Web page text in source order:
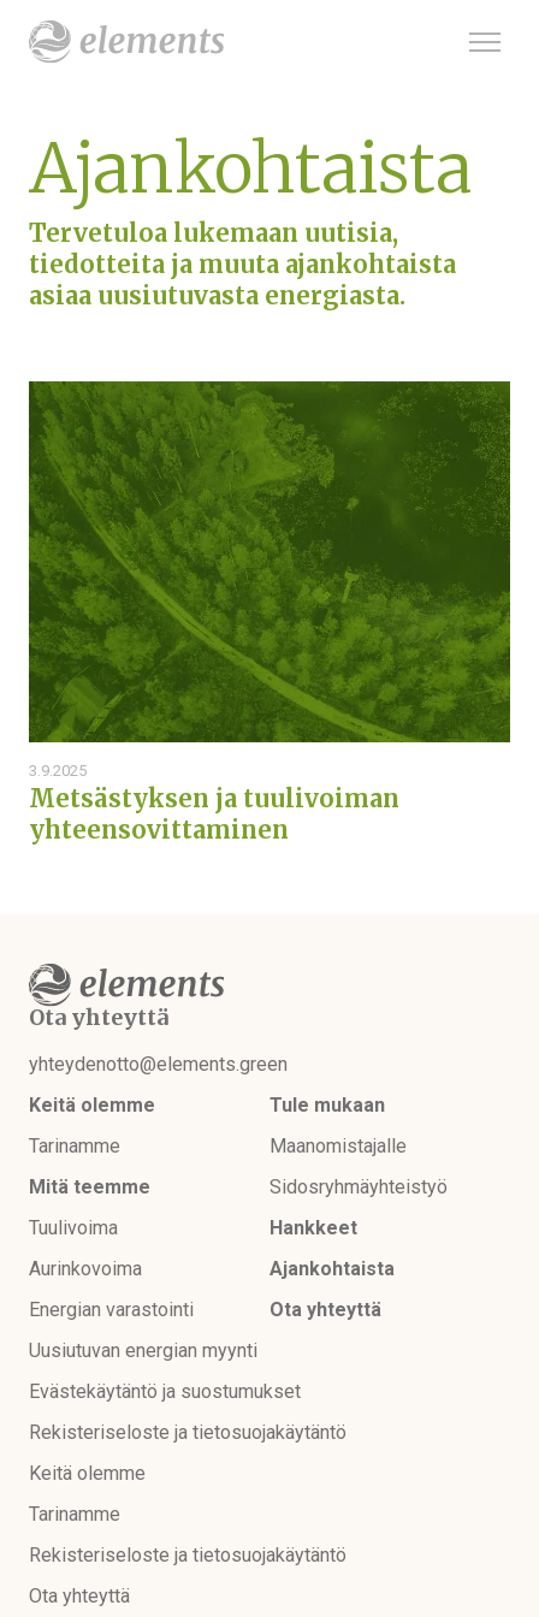
Tule mukaan
Hankkeet
Ajankohtaista
Ota yhteyttä
Ajankohtaista
Tervetuloa lukemaan uutisia,
tiedotteita ja muuta ajankohtaista
asiaa uusiutuvasta energiasta.
3.9.2025
Metsästyksen ja tuulivoiman
yhteensovittaminen
Ota yhteyttä
yhteydenotto@elements.green
Keitä olemme
Tarinamme
Mitä teemme
Tuulivoima
Aurinkovoima
Energian varastointi
Uusiutuvan energian myynti
Tule mukaan
Maanomistajalle
Sidosryhmäyhteistyö
Hankkeet
Ajankohtaista
Ota yhteyttä
Evästekäytäntö ja suostumukset
Rekisteriseloste ja tietosuojakäytäntö
Keitä olemme
Tarinamme
Rekisteriseloste ja tietosuojakäytäntö
Ota yhteyttä